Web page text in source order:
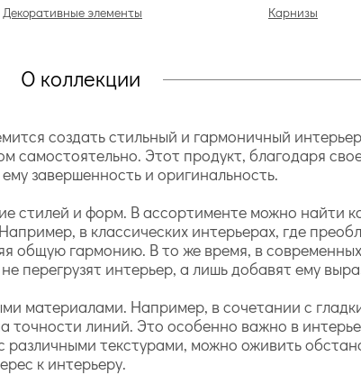
Декоративные элементы Карнизы
О коллекции
создать стильный и гармоничный
Этот продукт, благодаря
завершенность и оригинальность.
стилей и форм. В ассортименте можно найти
в классических интерьерах, где
общую гармонию. В то же время, в
перегрузят интерьер, а лишь добавят ему
материалами. Например, в сочетании с
точности линий. Это особенно важно в
текстурами, можно оживить
к интерьеру.